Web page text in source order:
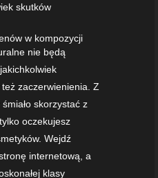
skutków
w kompozycji
nie będą
zaczerwienienia. Z
skorzystać z
oczekujesz
Wejdź
internetową, a
klasy